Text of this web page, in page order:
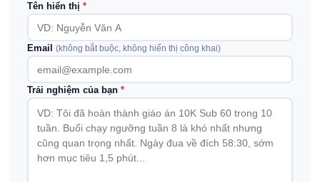
Tên hiển thị *
Email (không bắt buộc, không hiển thị công khai)
Trải nghiệm của bạn *